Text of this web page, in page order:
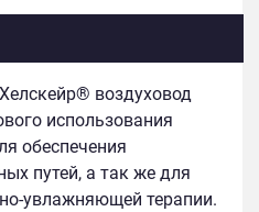
воздуховод
использования
обеспечения
путей, а так же для
увлажняющей терапии.